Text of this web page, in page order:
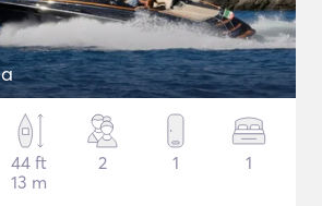
44 ft
13 m
2 1 1